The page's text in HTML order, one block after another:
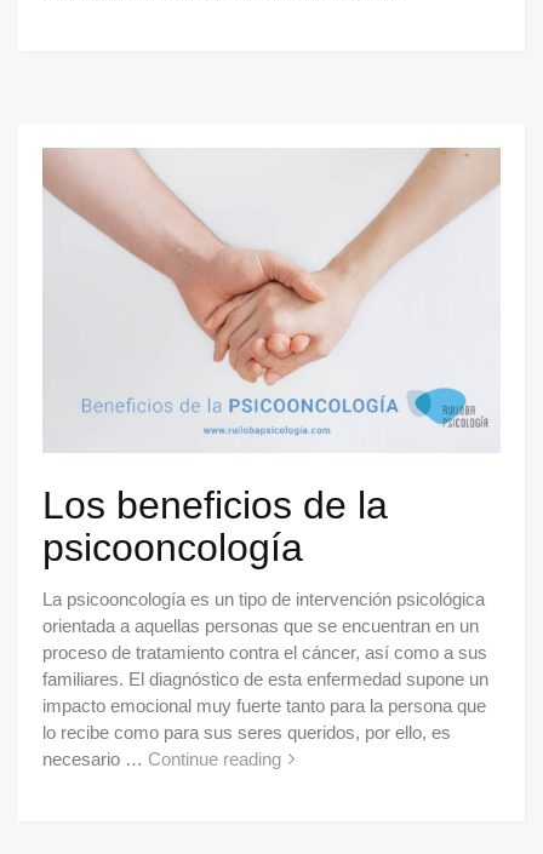
Los beneficios de la
psicooncología
La psicooncología es un tipo de intervención psicológica
orientada a aquellas personas que se encuentran en un
proceso de tratamiento contra el cáncer, así como a sus
familiares. El diagnóstico de esta enfermedad supone un
impacto emocional muy fuerte tanto para la persona que
lo recibe como para sus seres queridos, por ello, es
necesario … Continue reading